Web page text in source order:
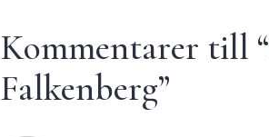
Kommentarer till “
Falkenberg”